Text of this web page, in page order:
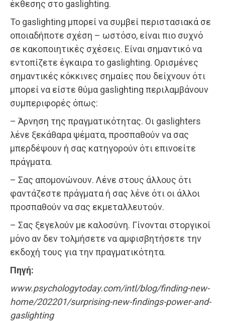
έκθεσης στο gaslighting.
Το gaslighting μπορεί να συμβεί περιστασιακά σε
οποιαδήποτε σχέση – ωστόσο, είναι πιο συχνό
σε κακοποιητικές σχέσεις. Είναι σημαντικό να
εντοπίζετε έγκαιρα το gaslighting. Ορισμένες
σημαντικές κόκκινες σημαίες που δείχνουν ότι
μπορεί να είστε θύμα gaslighting περιλαμβάνουν
συμπεριφορές όπως:
– Άρνηση της πραγματικότητας. Οι gaslighters
λένε ξεκάθαρα ψέματα, προσπαθούν να σας
μπερδέψουν ή σας κατηγορούν ότι επινοείτε
πράγματα.
– Σας απομονώνουν. Λένε στους άλλους ότι
φαντάζεστε πράγματα ή σας λένε ότι οι άλλοι
προσπαθούν να σας εκμεταλλευτούν.
– Σας ξεγελούν με καλοσύνη. Γίνονται στοργικοί
μόνο αν δεν τολμήσετε να αμφισβητήσετε την
εκδοχή τους για την πραγματικότητα.
Πηγή:
www.psychologytoday.com/intl/blog/finding-new-
home/202201/surprising-new-findings-power-and-
gaslighting